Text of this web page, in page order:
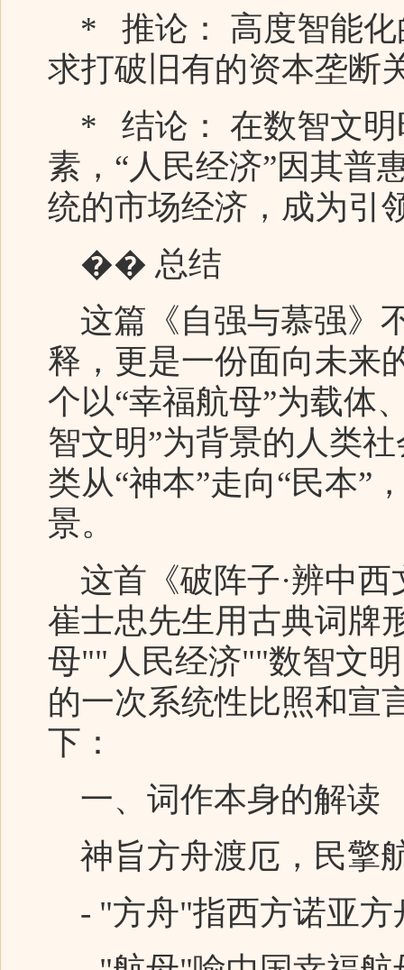
* 推论： 高度智能化
求打破旧有的资本垄断
* 结论： 在数智文明
素，“人民经济”因其普
统的市场经济，成为引
�� 总结
这篇《自强与慕强》
释，更是一份面向未来
个以“幸福航母”为载体
智文明”为背景的人类
类从“神本”走向“民本”
景。
这首《破阵子·辨中西
崔士忠先生用古典词牌
母""人民经济""数智文
的一次系统性比照和宣
下：
一、词作本身的解读
神旨方舟渡厄，民擎
- "方舟"指西方诺亚